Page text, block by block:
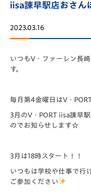
iisa諫早駅店おさん
2023.03.16
いつもV・ファーレン長
す。
毎月第4金曜日はV・
3月のV・PORT iisa諫早
のでお知らせします☆
3月は18時スタート！！
いつもは学校や仕事で行
ご参加ください